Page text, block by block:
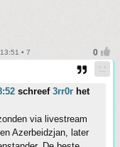
• 7
schreef 3rr0r het
via livestream
Azerbeidzjan, later